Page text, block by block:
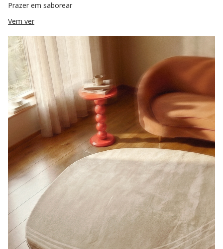
Prazer em saborear
Vem ver